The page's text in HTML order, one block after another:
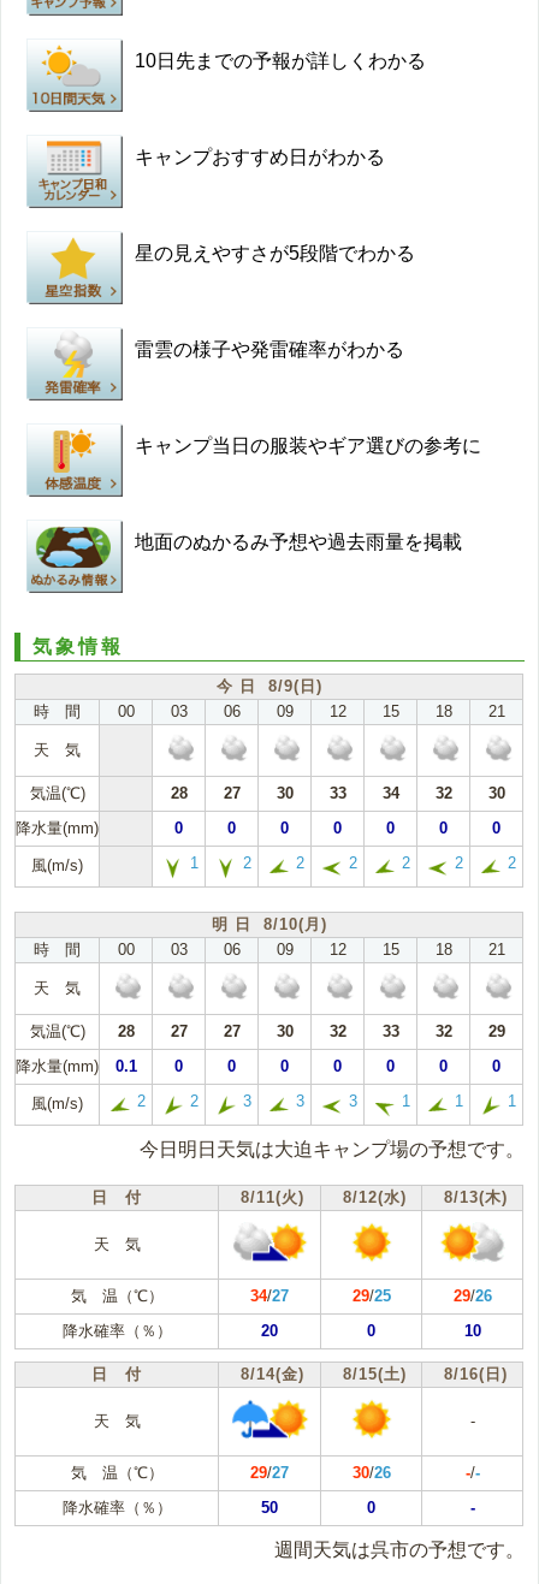
10日先までの予報が詳しくわかる
キャンプおすすめ日がわかる
星の見えやすさが5段階でわかる
雷雲の様子や発雷確率がわかる
キャンプ当日の服装やギア選びの参考に
地面のぬかるみ予想や過去雨量を掲載
気象情報
今 日 8/9(日)
時 間
00 03 06 09 12 15 18 21
天 気
気温(℃) 28 27 30 33 34 32
30
降水量(mm)
0 0 0 0 0 0 0
風(m/s) 1 2 2 2 2 2 2
明 日 8/10(月)
時 間
00 03 06 09 12 15 18 21
天 気
気温(℃) 28 27 27 30 32 33 32
29
降水量(mm)
0.1 0 0 0 0 0 0 0
風(m/s) 2 2 3 3 3 1 1 1
今日明日天気は大迫キャンプ場の予想です。
日 付 8/11(火) 8/12(水) 8/13(木)
天 気
気 温（℃） 34/27 29/25 29/26
降水確率（％）
20 0 10
日 付 8/14(金) 8/15(土) 8/16(日)
天 気 -
気 温（℃） 29/27 30/26 -/-
降水確率（％）
50 0 -
週間天気は呉市の予想です。